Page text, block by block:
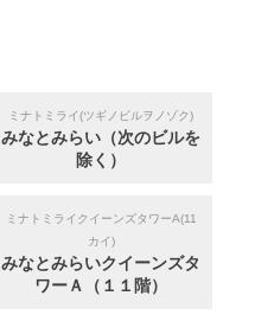
ミナトミライ(ツギノビルヲノゾク)
みなとみらい（次のビルを
除く）
ミナトミライクイーンズタワーA(11
カイ)
みなとみらいクイーンズタ
ワーＡ（１１階）